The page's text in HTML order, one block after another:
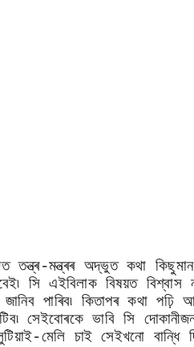
মন্ত্ৰৰ অদ্ভুত কথা কিছুমান
সি এইবিলাক বিষয়ত
পাৰিব৷ কিতাপৰ কথা পঢ়ি
সেইবোৰকে ভাবি সি
মেলি চাই সেইখনো বান্ধি